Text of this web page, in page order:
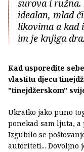
surova i
idealan, mlad
likovima a kad
im je knjiga
Kad usporedite
vlastitu djecu
"tinejdžerskom"
Ukratko jako puno
ponekad sam ljuta, a
Izgubilo se
autoriteti... Dovoljno